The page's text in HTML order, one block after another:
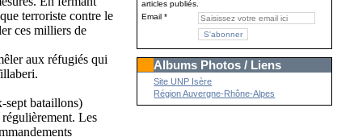
terroriste contre le
ces milliers de
aux réfugiés qui
sept bataillons)
Les
articles publiés.
Email
Albums Photos / Liens
Site UNP Isère
Région Auvergne-Rhône-Alpes